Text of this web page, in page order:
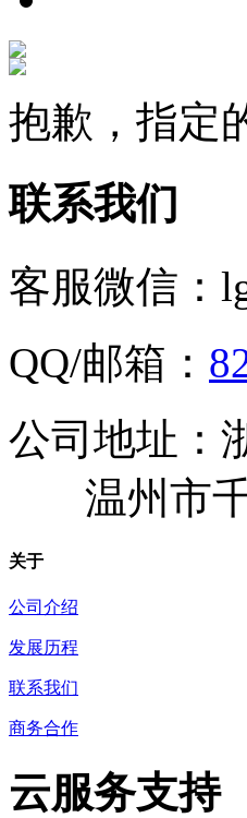
抱歉，指定
联系我们
客服微信：
QQ/邮箱：
公司地址：
温州市
关于
公司介绍
发展历程
联系我们
商务合作
云服务支持